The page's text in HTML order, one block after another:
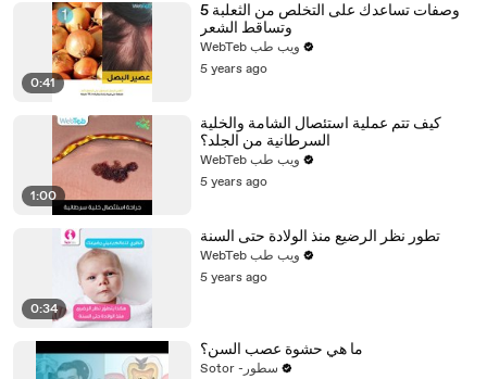
0:41
5 وصفات تساعدك على التخلص من الثعلبة
وتساقط الشعر
WebTeb ويب طب
5 years ago
1:00
كيف تتم عملية استئصال الشامة والخلية
السرطانية من الجلد؟
WebTeb ويب طب
5 years ago
0:34
تطور نظر الرضيع منذ الولادة حتى السنة
WebTeb ويب طب
5 years ago
ما هي حشوة عصب السن؟
Sotor -سطور